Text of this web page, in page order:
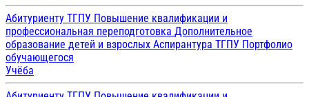
Абитуриенту ТГПУ Повышение квалификации и
профессиональная переподготовка Дополнительное
образование детей и взрослых Аспирантура ТГПУ Портфолио
обучающегося
Учёба